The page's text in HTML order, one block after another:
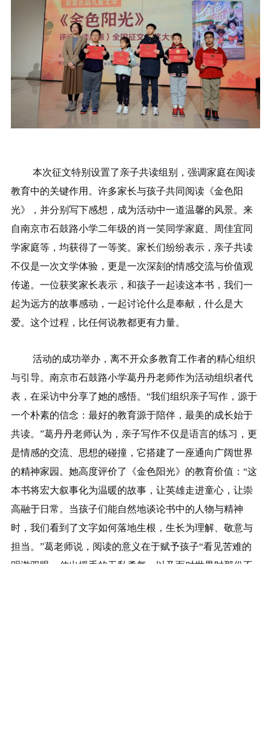
本次征文特别设置了亲子共读组别，强调家庭在阅读
教育中的关键作用。许多家长与孩子共同阅读《金色阳
光》，并分别写下感想，成为活动中一道温馨的风景。来
自南京市石鼓路小学二年级的肖一笑同学家庭、周佳宜同
学家庭等，均获得了一等奖。家长们纷纷表示，亲子共读
不仅是一次文学体验，更是一次深刻的情感交流与价值观
传递。一位获奖家长表示，和孩子一起读这本书，我们一
起为远方的故事感动，一起讨论什么是奉献，什么是大
爱。这个过程，比任何说教都更有力量。
活动的成功举办，离不开众多教育工作者的精心组织
与引导。南京市石鼓路小学葛丹丹老师作为活动组织者代
表，在采访中分享了她的感悟。 “我们组织亲子写作，源于
一个朴素的信念：最好的教育源于陪伴，最美的成长始于
共读。”葛丹丹老师认为，亲子写作不仅是语言的练习，更
是情感的交流、思想的碰撞，它搭建了一座通向广阔世界
的精神家园。她高度评价了《金色阳光》的教育价值：“这
本书将宏大叙事化为温暖的故事，让英雄走进童心，让崇
高融于日常。当孩子们能自然地谈论书中的人物与精神
时，我们看到了文字如何落地生根，生长为理解、敬意与
担当。”葛老师说，阅读的意义在于赋予孩子“看见苦难的
明澈双眼，伸出援手的无私勇气，以及面对世界时那份不